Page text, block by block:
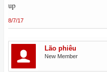
up
8/7/17
Lão phiêu
New Member